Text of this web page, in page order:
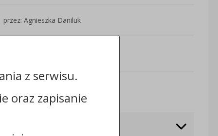
przez: Agnieszka Daniluk
z serwisu.
oraz zapisanie